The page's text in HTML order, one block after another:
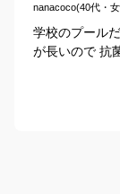
nanacoco(40代・
学校のプール
が長いので 抗